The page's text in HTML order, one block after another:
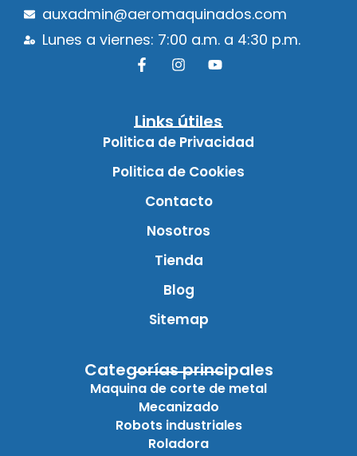
auxadmin@aeromaquinados.com
Lunes a viernes: 7:00 a.m. a 4:30 p.m.
Links útiles
Politica de Privacidad
Politica de Cookies
Contacto
Nosotros
Tienda
Blog
Sitemap
Categorías principales
Maquina de corte de metal
Mecanizado
Robots industriales
Roladora